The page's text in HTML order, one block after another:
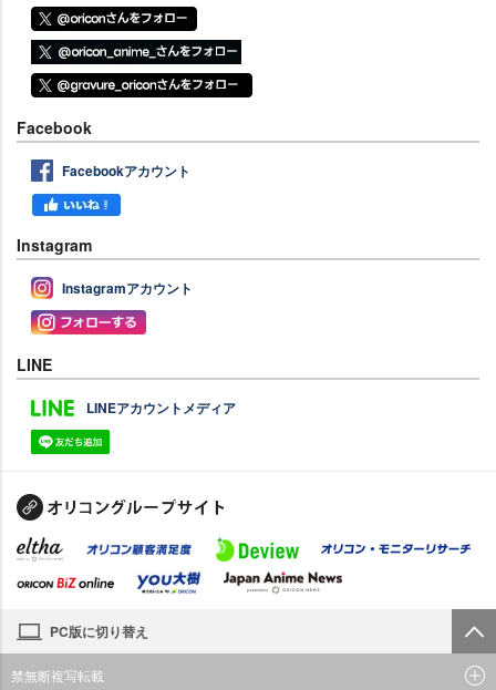
Facebook
Facebookアカウント
Instagram
Instagramアカウント
LINE
LINEアカウントメディア
PC版に切り替え
禁無断複写転載